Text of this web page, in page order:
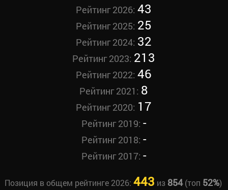
Рейтинг 2026:43
Рейтинг 2025: 25
Рейтинг 2024: 32
Рейтинг 2023: 213
Рейтинг 2022:46
Рейтинг 2021: 8
Рейтинг 2020: 17
Рейтинг 2019: -
Рейтинг 2018: -
Рейтинг 2017: -
Позиция в общем рейтинге 2026: 443 из 854(топ 52%)